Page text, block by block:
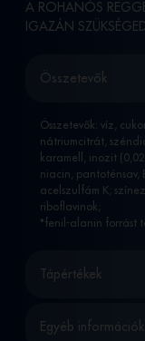
A ROHANÓS
IGAZÁN
Összetevők
Összetevők: víz,
nátriumcitrát,
karamell, inozit
niacin, pantoténsav,
acelszulfám K;
riboflavinok;
*fenil-alanin forrást
Tápértékek
Egyéb információk